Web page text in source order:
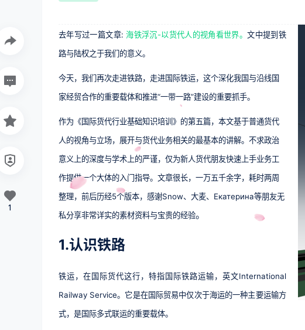
去年写过一篇文章:海铁浮沉-以货代人的视角看世界。文中提到铁
路与陆权之于我们的意义。
今天，我们再次走进铁路，走进国际铁运，这个深化我国与沿线国
家经贸合作的重要载体和推进“一带一路”建设的重要抓手。
作为《国际货代行业基础知识培训》的第五篇，本文基于普通货代
人的视角与立场，展开与货代业务相关的最基本的讲解。不求政治
意义上的深度与学术上的严谨，仅为新人货代朋友快速上手业务工
作提供一个大体的入门指导。 文章很长，一万五千余字，耗时两周
整理，前后历经5个版本，感谢Snow、大麦、Екатерина等朋友无
私分享非常详实的素材资料与宝贵的经验。
1.认识铁路
铁运，在国际货代这行，特指国际铁路运输，英文International
Railway Service。它是在国际贸易中仅次于海运的一种主要运输方
式，是国际多式联运的重要载体。
1